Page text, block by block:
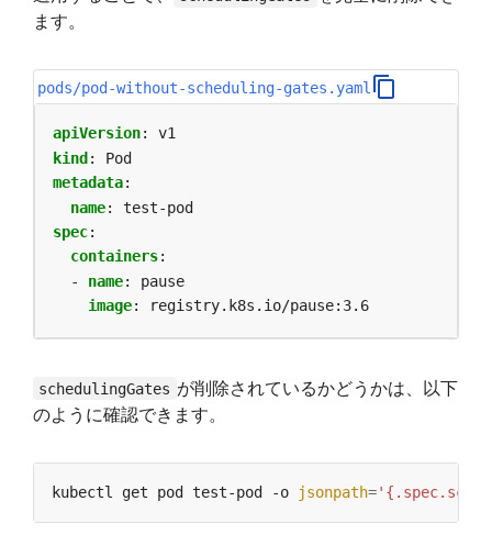
ます。
pods/pod-without-scheduling-gates.yaml
apiVersion:
v1
kind :
Pod
metadata:
name:
test-pod
spec:
containers:
- name:
pause
image: registry.k8s.io/pause:3.6
schedulingGates が削除されているかどうかは、以下
のように確認できます。
kubectl get pod test-pod -o jsonpath=